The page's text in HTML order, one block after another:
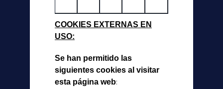
COOKIES EXTERNAS EN
USO:
Se han permitido las
siguientes cookies al visitar
esta página web: